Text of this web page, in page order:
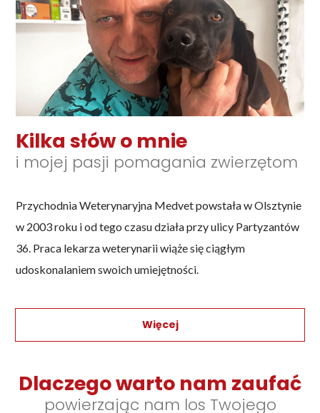
Kilka słów o mnie
i mojej pasji pomagania zwierzętom
Przychodnia Weterynaryjna Medvet powstała w Olsztynie
w 2003 roku i od tego czasu działa przy ulicy Partyzantów
36. Praca lekarza weterynarii wiąże się ciągłym
udoskonalaniem swoich umiejętności.
Więcej
Dlaczego warto nam zaufać
powierzając nam los Twojego